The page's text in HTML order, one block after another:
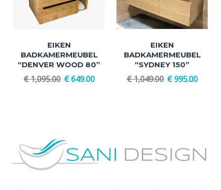
EIKEN
BADKAMERMEUBEL
“DENVER WOOD 80”
€1,095.00 €649.00
EIKEN
BADKAMERMEUBEL
“SYDNEY 150”
€1,049.00 €995.00